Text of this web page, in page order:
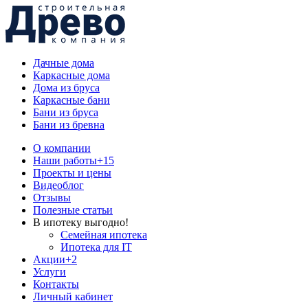
Дачные дома
Каркасные дома
Дома из бруса
Каркасные бани
Бани из бруса
Бани из бревна
О компании
Наши работы+15
Проекты и цены
Видеоблог
Отзывы
Полезные статьи
В ипотеку выгодно!
Семейная ипотека
Ипотека для IT
Акции+2
Услуги
Контакты
Личный кабинет